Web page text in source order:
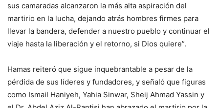
sus camaradas alcanzaron la más alta aspiración del
martirio en la lucha, dejando atrás hombres firmes para
llevar la bandera, defender a nuestro pueblo y continuar el
viaje hasta la liberación y el retorno, si Dios quiere”.
Hamas reiteró que sigue inquebrantable a pesar de la
pérdida de sus líderes y fundadores, y señaló que figuras
como Ismail Haniyeh, Yahia Sinwar, Sheij Ahmad Yassin y